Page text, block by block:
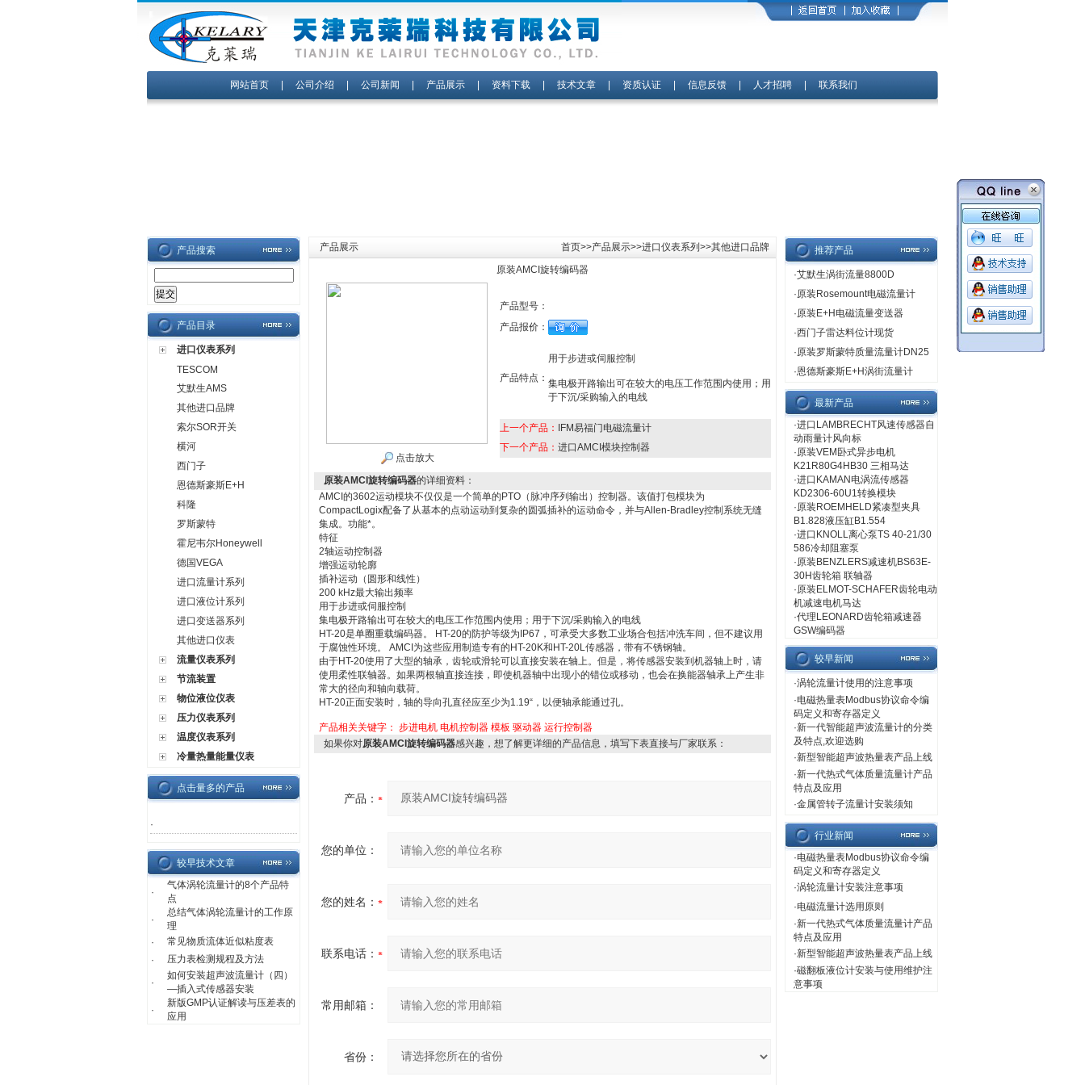
网站首页| 公司介绍 公司新闻 产品展示| 资料下载| 技术文章| 资质认证| 信息反馈| 人才招聘| 联系我们
产品搜索
产品目录
进口仪表系列
TESCOM
艾默生AMS
其他进口品牌
索尔SOR开关
横河
西门子
恩德斯豪斯E+H
科隆
罗斯蒙特
霍尼韦尔Honeywell
德国VEGA
进口流量计系列
进口液位计系列
进口变送器系列
其他进口仪表
流量仪表系列
节流装置
物位液位仪表
压力仪表系列
温度仪表系列
冷量热量能量仪表
点击量多的产品
·
较早技术文章
·
气体涡轮流量计的8个产品特
点
·
总结气体涡轮流量计的工作原
理
·
常见物质流体近似粘度表
·
压力表检测规程及方法
·
如何安装超声波流量计（四）
—插入式传感器安装
·
新版GMP认证解读与压差表的
应用
产品展示 首页>>产品展示>>进口仪表系列 >>其他进口品牌
原装AMCI旋转编码器
点击放大
产品型号：
产品报价：
产品特点：
用于步进或伺服控制
集电极开路输出可在较大的电压工作范围内使用；用
于下沉/采购输入的电线
上一个产品：
IFM易福门电磁流量计
下一个产品： 进口AMCI模块控制器
原装AMCI旋转编码器的详细资料：
AMCI的3602运动模块不仅仅是一个简单的PTO（脉冲序列输出）控制器。该值打包模块为
CompactLogix配备了从基本的点动运动到复杂的圆弧插补的运动命令，并与Allen-Bradley控制系统无缝
集成。功能*。
特征
2轴运动控制器
增强运动轮廓
插补运动（圆形和线性）
200 kHz最大输出频率
用于步进或伺服控制
集电极开路输出可在较大的电压工作范围内使用；用于下沉/采购输入的电线
HT-20是单圈重载编码器。 HT-20的防护等级为IP67，可承受大多数工业场合包括冲洗车间，但不建议用
于腐蚀性环境。 AMCI为这些应用制造专有的HT-20K和HT-20L传感器，带有不锈钢轴。
由于HT-20使用了大型的轴承，齿轮或滑轮可以直接安装在轴上。但是，将传感器安装到机器轴上时，请
使用柔性联轴器。如果两根轴直接连接，即使机器轴中出现小的错位或移动，也会在换能器轴承上产生非
常大的径向和轴向载荷。
HT-20正面安装时，轴的导向孔直径应至少为1.19“，以便轴承能通过孔。
产品相关关键字： 步进电机 电机控制器 模板 驱动器 运行控制器
如果你对原装AMCI旋转编码器感兴趣，想了解更详细的产品信息，填写下表直接与厂家联系：
产品：
您的单位：
您的姓名：
联系电话：
常用邮箱：
省份：
推荐产品
·艾默生涡街流量8800D
·原装Rosemount电磁流量计
·原装E+H电磁流量变送器
·西门子雷达料位计现货
·原装罗斯蒙特质量流量计DN25
·恩德斯豪斯E+H涡街流量计
最新产品
·进口LAMBRECHT风速传感器自
动雨量计风向标
·原装VEM卧式异步电机
K21R80G4HB30 三相马达
·进口KAMAN电涡流传感器
KD2306-60U1转换模块
·原装ROEMHELD紧凑型夹具
B1.828液压缸B1.554
·进口KNOLL离心泵TS 40-21/30
586冷却阻塞泵
·原装BENZLERS减速机BS63E-
30H齿轮箱 联轴器
·原装ELMOT-SCHAFER齿轮电动
机减速电机马达
·代理LEONARD齿轮箱减速器
GSW编码器
较早新闻
·涡轮流量计使用的注意事项
·电磁热量表Modbus协议命令编
码定义和寄存器定义
·新一代智能超声波流量计的分类
及特点,欢迎选购
·新型智能超声波热量表产品上线
·新一代热式气体质量流量计产品
特点及应用
·金属管转子流量计安装须知
行业新闻
·电磁热量表Modbus协议命令编
码定义和寄存器定义
·涡轮流量计安装注意事项
·电磁流量计选用原则
·新一代热式气体质量流量计产品
特点及应用
·新型智能超声波热量表产品上线
·磁翻板液位计安装与使用维护注
意事项